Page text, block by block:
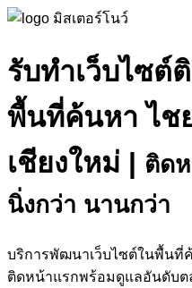
รับทำเว็บไซต์
พื้นที่ค้นหา ไช
เชียงใหม่ | ติด
นิ่งกว่า นานกว่า
บริการพัฒนาเว็บไซต์ในพื้นที่
ติดหน้าแรกพร้อมดูแลอันดับต